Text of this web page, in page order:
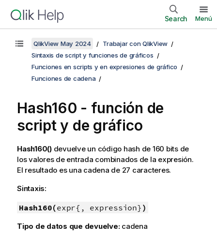
Search Menú
QlikView May 2024
Trabajar con QlikView
Sintaxis de script y funciones de gráficos
Funciones en scripts y en expresiones de gráfico
Funciones de cadena
Hash160 - función de
script y de gráfico
Hash160()devuelve un código hash de 160 bits de
los valores de entrada combinados de la expresión.
El resultado es una cadena de 27 caracteres.
Sintaxis:
Hash160(expr{, expression} )
Tipo de datos que devuelve: cadena